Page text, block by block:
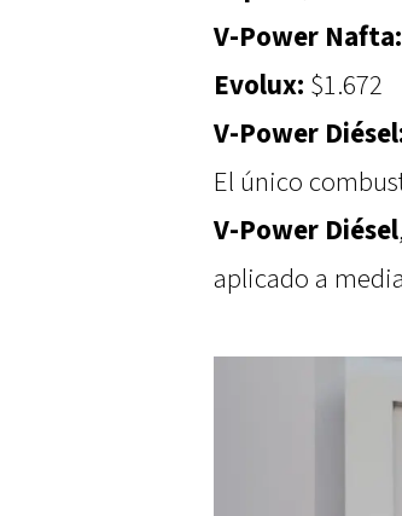
V-Power Nafta:
Evolux: $1.672
V-Power
El único
V-Power Diésel
aplicado a